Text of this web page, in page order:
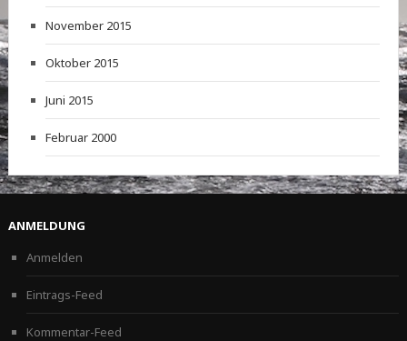
November 2015
Oktober 2015
Juni 2015
Februar 2000
ANMELDUNG
Anmelden
Eintrags-Feed
Kommentar-Feed